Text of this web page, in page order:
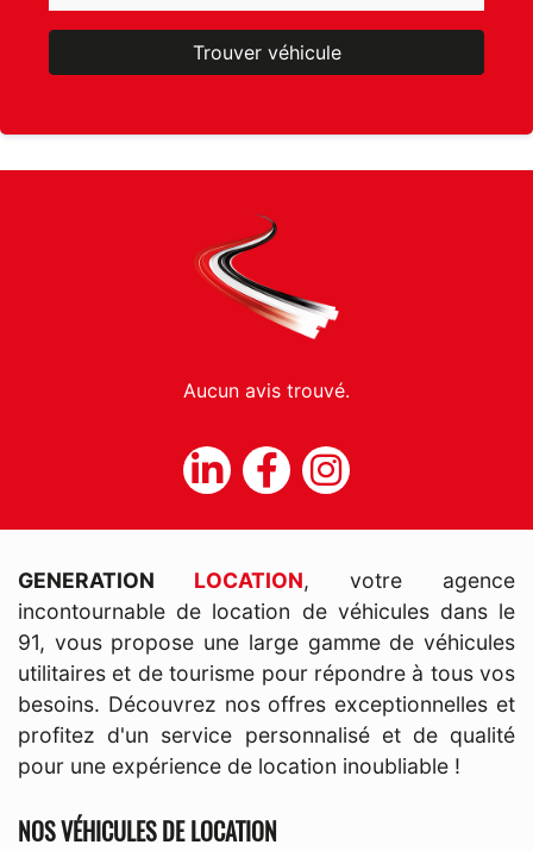
Trouver véhicule
Aucun avis trouvé.
GENERATION LOCATION, votre agence
incontournable de location de véhicules dans le
91, vous propose une large gamme de véhicules
utilitaires et de tourisme pour répondre à tous vos
besoins. Découvrez nos offres exceptionnelles et
profitez d'un service personnalisé et de qualité
pour une expérience de location inoubliable !
NOS VÉHICULES DE LOCATION